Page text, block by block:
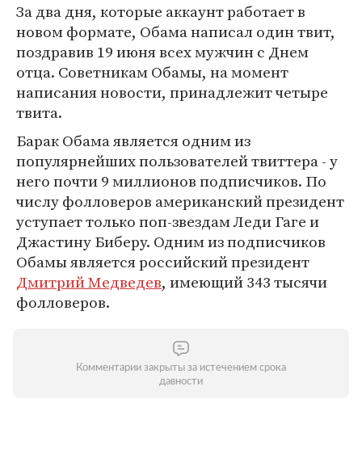
За два дня, которые аккаунт работает в
новом формате, Обама написал один твит,
поздравив 19 июня всех мужчин с Днем
отца. Советникам Обамы, на момент
написания новости, принадлежит четыре
твита.
Барак Обама является одним из
популярнейших пользователей твиттера - у
него почти 9 миллионов подписчиков. По
числу фолловеров американский президент
уступает только поп-звездам Леди Гаге и
Джастину Биберу. Одним из подписчиков
Обамы является российский президент
Дмитрий Медведев, имеющий 343 тысячи
фолловеров.
Комментарии закрыты за истечением срока
давности